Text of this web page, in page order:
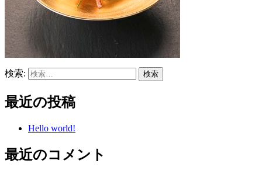
検索:
最近の投稿
Hello world!
最近のコメント